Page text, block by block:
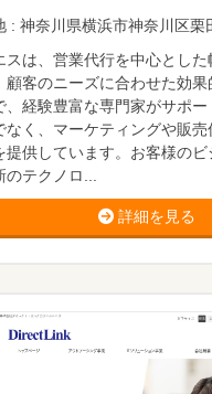
: 神奈川県横浜市神奈川区栗
スは、営業代行を中心とし
顧客のニーズに合わせた効
、経験豊富な専門家がサポ
なく、マーケティングや販
提供しています。お客様の
テクノロ...
詳細を見る